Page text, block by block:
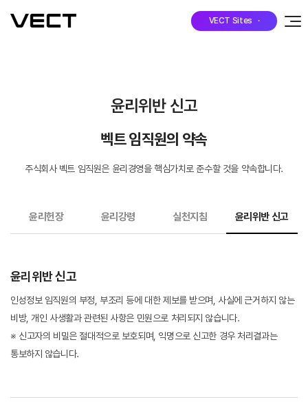
VECT Sites ·
윤리위반 신고
벡트 임직원의 약속
주식회사 벡트 임직원은 윤리경영을 핵심가치로 준수할 것을 약속합니다.
윤리헌장 윤리강령 실천지침 윤리위반 신고
윤리위반 신고
인성정보 임직원의 부정, 부조리 등에 대한 제보를 받으며, 사실에 근거하지 않는
비방, 개인 사생활과 관련된 사항은 민원으로 처리되지 않습니다.
※ 신고자의 비밀은 절대적으로 보호되며, 익명으로 신고한 경우 처리결과는
통보하지 않습니다.